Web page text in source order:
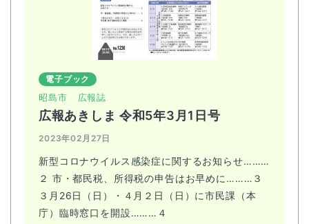
電子ブック
昭島市 広報誌
広報あきしま 令和5年3月1日号
2023年02月27日
新型コロナウイルス感染症に関するお知らせ………
２ 市・都民税、所得税の申告はお早めに………３
３月26日（日）・４月２日（日）に市民課（本
庁）臨時窓口を開設………４